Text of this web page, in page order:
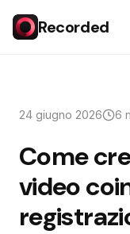
Recorded
24 giugno 2026 6
Come
video